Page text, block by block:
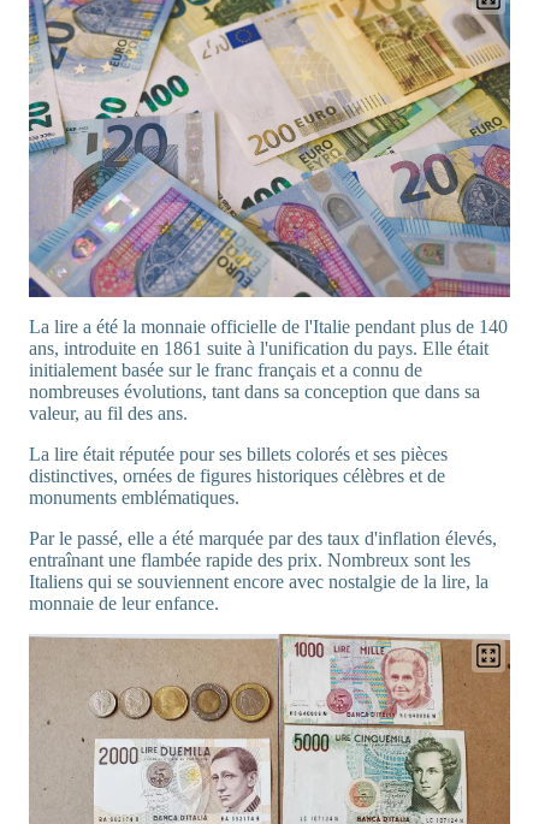
La lire a été la monnaie officielle de l'Italie pendant plus de 140
ans, introduite en 1861 suite à l'unification du pays. Elle était
initialement basée sur le franc français et a connu de
nombreuses évolutions, tant dans sa conception que dans sa
valeur, au fil des ans.
La lire était réputée pour ses billets colorés et ses pièces
distinctives, ornées de figures historiques célèbres et de
monuments emblématiques.
Par le passé, elle a été marquée par des taux d'inflation élevés,
entraînant une flambée rapide des prix. Nombreux sont les
Italiens qui se souviennent encore avec nostalgie de la lire, la
monnaie de leur enfance.